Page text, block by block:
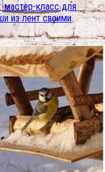
мастер-класс для
из лент своими